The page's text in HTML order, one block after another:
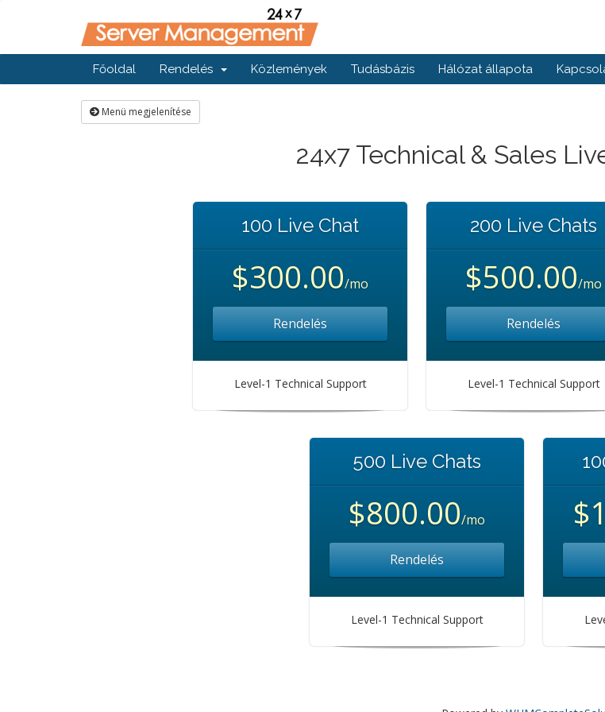
Főoldal Rendelés Közlemények Tudásbázis Hálózat állapota
Menü megjelenítése
24x7 Technical & Sales
100 Live Chat
$300.00/mo
Rendelés
Level-1 Technical Support
200 Live Chats
$500.00/mo
Rendelés
Level-1 Technical Support
500 Live Chats
$800.00/mo
Rendelés
Level-1 Technical Support